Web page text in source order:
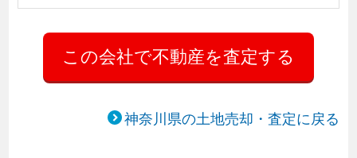
神奈川県の土地売却・査定に戻る